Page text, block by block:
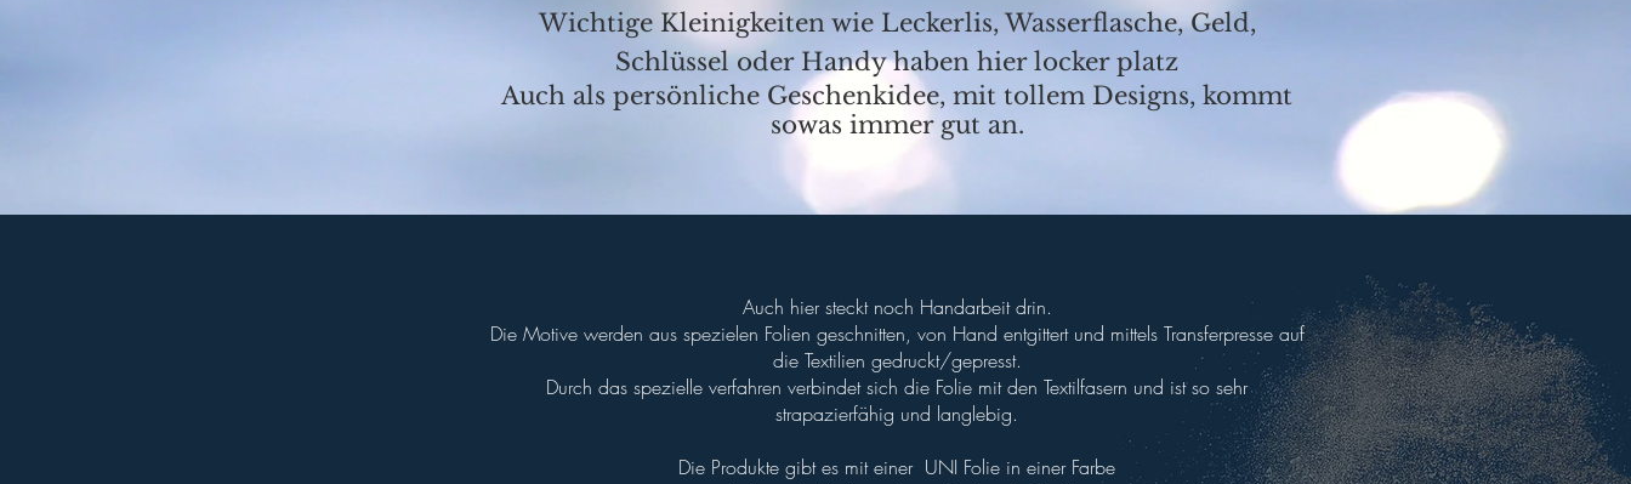
Wichtige Kleinigkeiten wie Leckerlis, Wasserflasche, Geld,
Schlüssel oder Handy haben hier locker platz
Auch als persönliche Geschenkidee, mit tollem Designs, kommt
sowas immer gut an.
Auch hier steckt noch Handarbeit drin.
Die Motive werden aus spezielen Folien geschnitten, von Hand entgittert und mittels Transferpresse auf
die Textilien gedruckt/gepresst.
Durch das spezielle verfahren verbindet sich die Folie mit den Textilfasern und ist so sehr
strapazierfähig und langlebig.
Die Produkte gibt es mit einer UNI Folie in einer Farbe